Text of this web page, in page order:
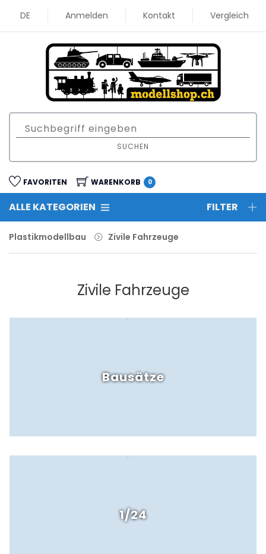
DE Anmelden Kontakt Vergleich
SUCHEN
FAVORITEN WARENKORB 0
ALLE KATEGORIEN FILTER
Plastikmodellbau Zivile Fahrzeuge
Zivile Fahrzeuge
Bausätze
1/24